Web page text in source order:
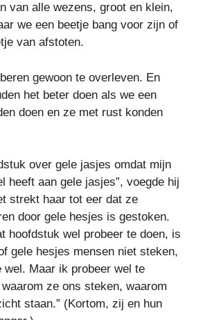
van alle wezens, groot en klein,
we een beetje bang voor zijn of
van afstoten.
gewoon te overleven. En
het beter doen als we een
doen en ze met rust konden
over gele jasjes omdat mijn
heeft aan gele jasjes”, voegde hij
strekt haar tot eer dat ze
door gele hesjes is gestoken.
hoofdstuk wel probeer te doen, is
gele hesjes mensen niet steken,
wel. Maar ik probeer wel te
ze ons steken, waarom
staan.” (Kortom, zij en hun